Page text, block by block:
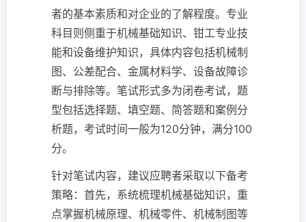
者的基本素质和对企业的了解程度。专业
科目则侧重于机械基础知识、钳工专业技
能和设备维护知识，具体内容包括机械制
图、公差配合、金属材料学、设备故障诊
断与排除等。笔试形式多为闭卷考试，题
型包括选择题、填空题、简答题和案例分
析题，考试时间一般为120分钟，满分100
分。
针对笔试内容，建议应聘者采取以下备考
策略：首先，系统梳理机械基础知识，重
点掌握机械原理、机械零件、机械制图等